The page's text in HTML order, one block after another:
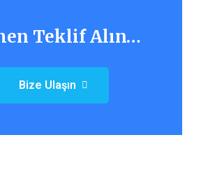
Teklif Alın…
Bize Ulaşın